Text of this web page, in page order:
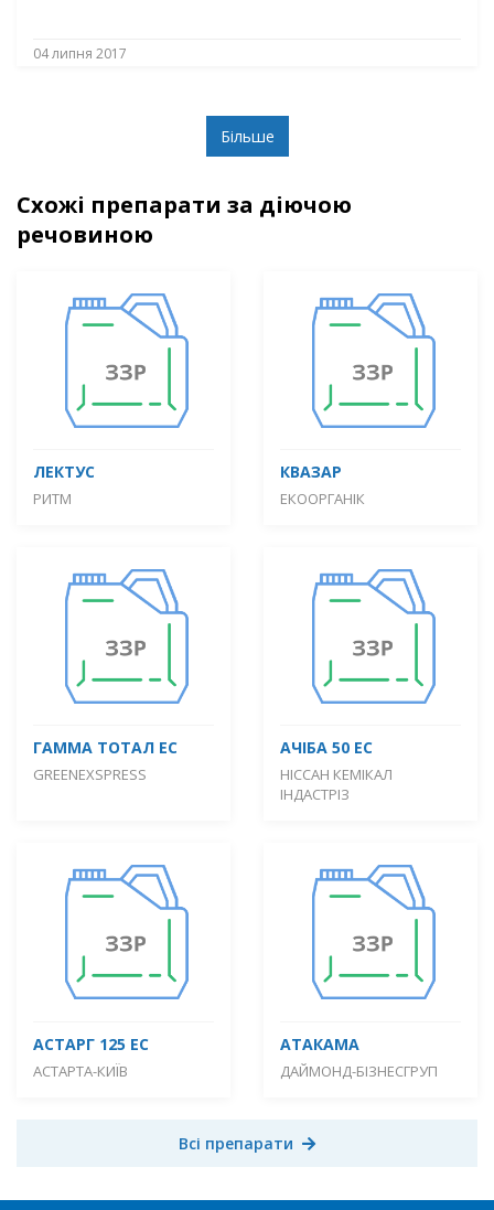
04 липня 2017
Більше
Схожі препарати за діючою
речовиною
ЛЕКТУС
РИТМ
КВАЗАР
ЕКООРГАНІК
ГАММА ТОТАЛ ЕС
GREENEXSPRESS
АЧІБА 50 ЕС
НІССАН КЕМІКАЛ
ІНДАСТРІЗ
АСТАРГ 125 ЕС
АСТАРТА-КИЇВ
АТАКАМА
ДАЙМОНД-БІЗНЕСГРУП
Всі препарати